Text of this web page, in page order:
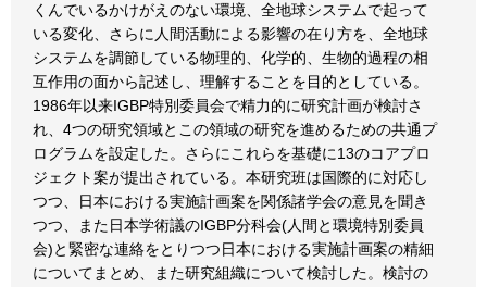
くんでいるかけがえのない環境、全地球システムで起って
いる変化、さらに人間活動による影響の在り方を、全地球
システムを調節している物理的、化学的、生物的過程の相
互作用の面から記述し、理解することを目的としている。
1986年以来IGBP特別委員会で精力的に研究計画が検討さ
れ、4つの研究領域とこの領域の研究を進めるための共通プ
ログラムを設定した。さらにこれらを基礎に13のコアプロ
ジェクト案が提出されている。本研究班は国際的に対応し
つつ、日本における実施計画案を関係諸学会の意見を聞き
つつ、また日本学術議のIGBP分科会(人間と環境特別委員
会)と緊密な連絡をとりつつ日本における実施計画案の精細
についてまとめ、また研究組織について検討した。検討の